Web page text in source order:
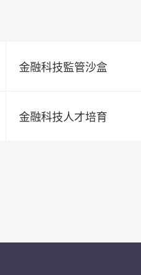
金融科技監管沙盒
金融科技人才培育